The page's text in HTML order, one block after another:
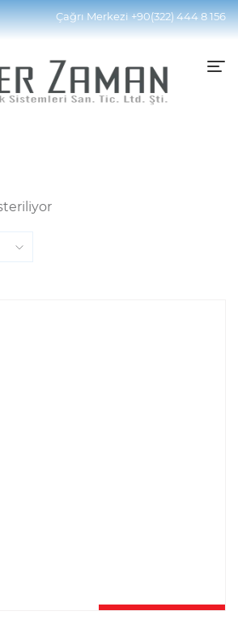
Çağrı Merkezi+90(322) 444 8 156
Turnike” Olarak Etiketlendi